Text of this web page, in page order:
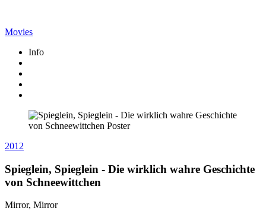
Movies
Info
2012
Spieglein, Spieglein - Die wirklich wahre Geschichte
von Schneewittchen
Mirror, Mirror